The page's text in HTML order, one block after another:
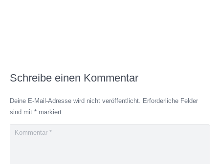
Schreibe einen Kommentar
Deine E-Mail-Adresse wird nicht veröffentlicht. Erforderliche Felder
sind mit *markiert